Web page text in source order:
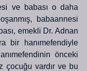
ve babası o daha
babaannesi
emekli Dr. Adnan
bir hanımefendiyle
önceki
çocuğu vardır ve bu